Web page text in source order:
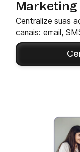
Marketing
Centralize suas
canais: email,